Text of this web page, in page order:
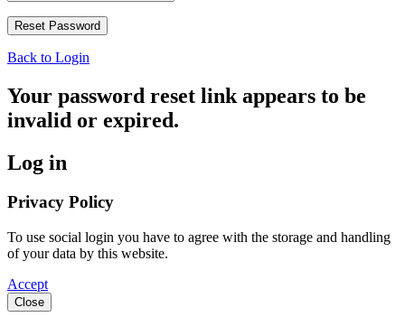
Back to Login
Your password reset link appears to be
invalid or expired.
Log in
Privacy Policy
To use social login you have to agree with the storage and handling
of your data by this website.
Accept
Close